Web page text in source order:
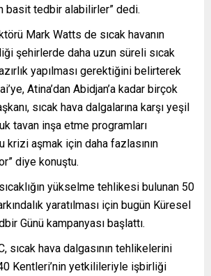
basit tedbir alabilirler” dedi.
Mark Watts de sıcak havanın
şehirlerde daha uzun süreli sıcak
yapılması gerektiğini belirterek
Atina’dan Abidjan’a kadar birçok
sıcak hava dalgalarına karşı yeşil
tavan inşa etme programları
krizi aşmak için daha fazlasının
diye konuştu.
yükselme tehlikesi bulunan 50
yaratılması için bugün Küresel
Günü kampanyası başlattı.
sıcak hava dalgasının tehlikelerini
Kentleri’nin yetkilileriyle işbirliği